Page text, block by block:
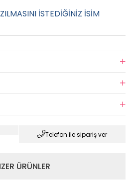
İSTEDİĞİNİZ İSİM
Telefon ile sipariş ver
ÜRÜNLER